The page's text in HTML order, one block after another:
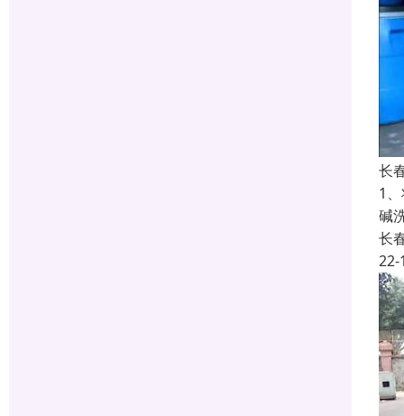
长
1
碱
长
22-